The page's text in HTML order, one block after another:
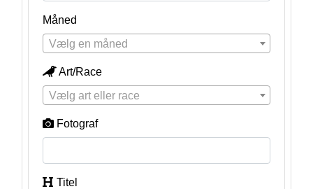
Måned
Vælg en måned
Art/Race
Vælg art eller race
Fotograf
Titel